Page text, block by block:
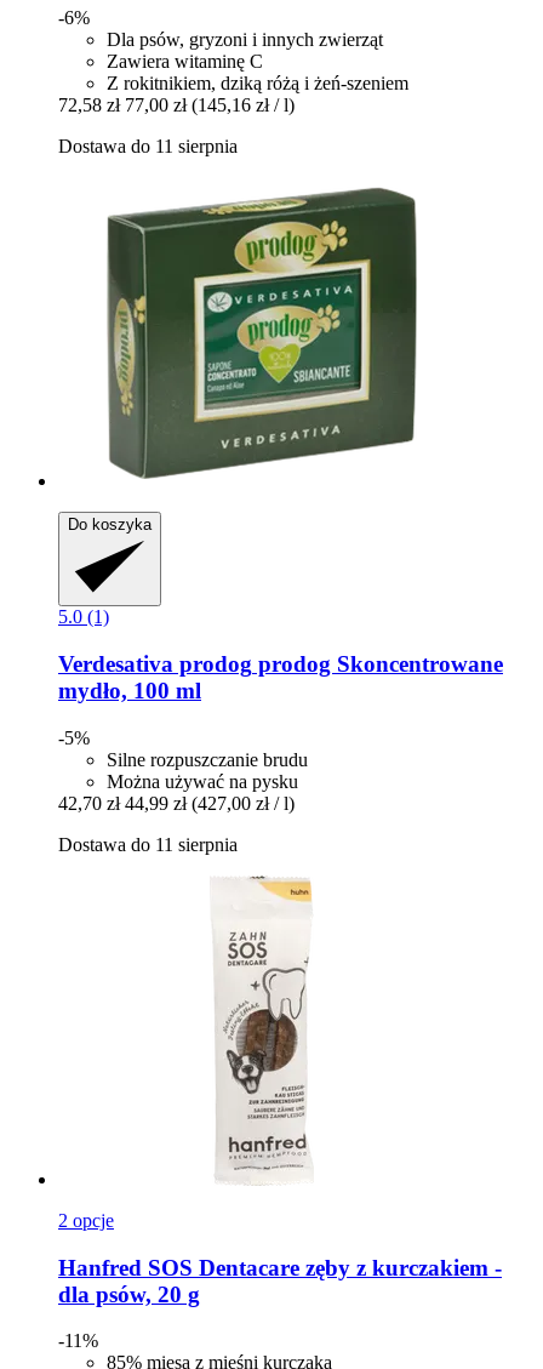
-6%
Dla psów, gryzoni i innych zwierząt
Zawiera witaminę C
Z rokitnikiem, dziką różą i żeń-szeniem
72,58 zł 77,00 zł (145,16 zł / l)
Dostawa do 11 sierpnia
Do koszyka
5.0 (1)
Verdesativa prodog prodog Skoncentrowane
mydło, 100 ml
-5%
Silne rozpuszczanie brudu
Można używać na pysku
42,70 zł 44,99 zł (427,00 zł / l)
Dostawa do 11 sierpnia
2 opcje
Hanfred SOS Dentacare zęby z kurczakiem -​
dla psów, 20 g
-11%
85% mięsa z mięśni kurczaka